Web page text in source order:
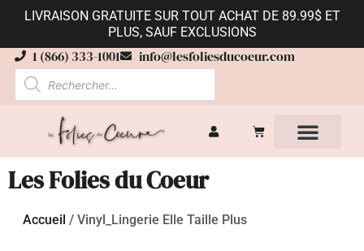
LIVRAISON GRATUITE SUR TOUT ACHAT DE 89.99$ ET
PLUS, SAUF EXCLUSIONS
1 (866) 333-1001 info@lesfoliesducoeur.com
Les Folies du Coeur
Accueil / Vinyl_Lingerie Elle Taille Plus